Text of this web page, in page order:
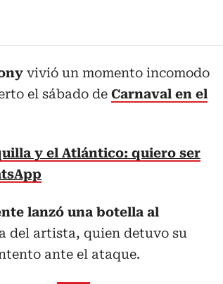
vivió un momento incomodo
el sábado de Carnaval en el
y el Atlántico: quiero ser
lanzó una botella al
del artista, quien detuvo su
ante el ataque.